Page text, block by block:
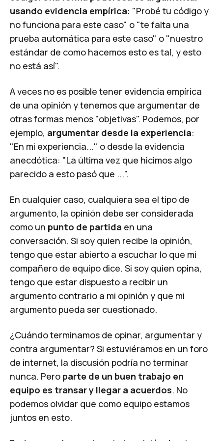
usando evidencia empírica: "Probé tu código y
no funciona para este caso" o "te falta una
prueba automática para este caso" o "nuestro
estándar de como hacemos esto es tal, y esto
no está así".
A veces no es posible tener evidencia empírica
de una opinión y tenemos que argumentar de
otras formas menos "objetivas". Podemos, por
ejemplo, argumentar desde la experiencia:
"En mi experiencia..." o desde la evidencia
anecdótica: "La última vez que hicimos algo
parecido a esto pasó que ...".
En cualquier caso, cualquiera sea el tipo de
argumento, la opinión debe ser considerada
como un punto de partida en una
conversación. Si soy quien recibe la opinión,
tengo que estar abierto a escuchar lo que mi
compañero de equipo dice. Si soy quien opina,
tengo que estar dispuesto a recibir un
argumento contrario a mi opinión y que mi
argumento pueda ser cuestionado.
¿Cuándo terminamos de opinar, argumentar y
contra argumentar? Si estuviéramos en un foro
de internet, la discusión podría no terminar
nunca. Pero parte de un buen trabajo en
equipo es transar y llegar a acuerdos. No
podemos olvidar que como equipo estamos
juntos en esto.